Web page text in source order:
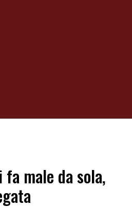
fa male da sola,